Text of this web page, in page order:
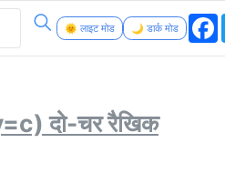
🌞 लाइट मोड 🌙 डार्क मोड
दो-चर रैखिक